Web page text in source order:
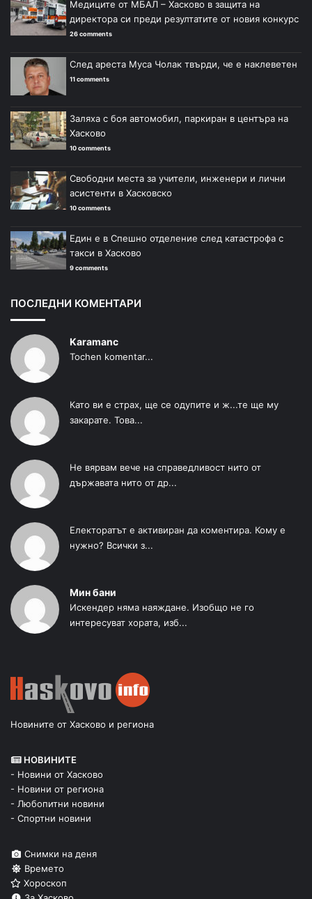
Медиците от МБАЛ – Хасково в защита на
директора си преди резултатите от новия конкурс
26 comments
След ареста Муса Чолак твърди, че е наклеветен
11 comments
Заляха с боя автомобил, паркиран в центъра на
Хасково
10 comments
Свободни места за учители, инженери и лични
асистенти в Хасковско
10 comments
Един е в Спешно отделение след катастрофа с
такси в Хасково
9 comments
ПОСЛЕДНИ КОМЕНТАРИ
Karamanc
Tochen komentar...
Като ви е страх, ще се одупите и ж...те ще му
закарате. Това...
Не вярвам вече на справедливост нито от
държавата нито от др...
Електоратът е активиран да коментира. Кому е
нужно? Всички з...
Мин бани
Искендер няма наяждане. Изобщо не го
интересуват хората, изб...
Новините от Хасково и региона
НОВИНИТЕ
- Новини от Хасково
- Новини от региона
- Любопитни новини
- Спортни новини
Снимки на деня
Времето
Хороскоп